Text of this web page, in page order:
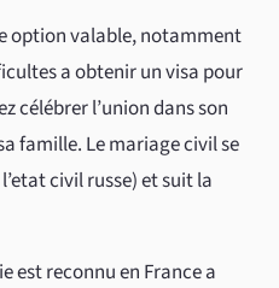
option valable, notamment
a obtenir un visa pour
célébrer l’union dans son
famille. Le mariage civil se
civil russe) et suit la
est reconnu en France a